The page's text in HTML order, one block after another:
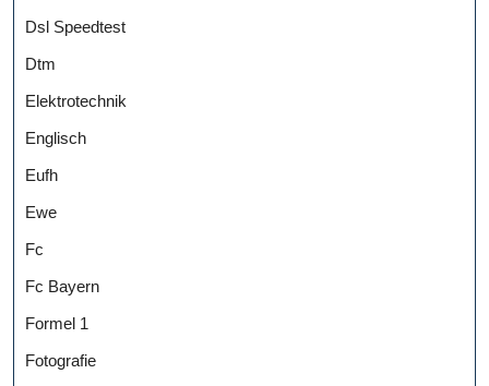
Dsl Speedtest
Dtm
Elektrotechnik
Englisch
Eufh
Ewe
Fc
Fc Bayern
Formel 1
Fotografie